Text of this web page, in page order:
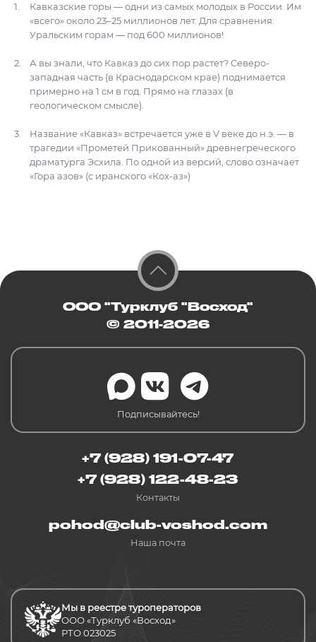
Кавказские горы — одни из самых молодых в России. Им
«всего» около 23–25 миллионов лет. Для сравнения:
Уральским горам — под 600 миллионов!
А вы знали, что Кавказ до сих пор растет? Северо-
западная часть (в Краснодарском крае) поднимается
примерно на 1 см в год. Прямо на глазах (в
геологическом смысле).
Название «Кавказ» встречается уже в V веке до н.э. — в
трагедии «Прометей Прикованный» древнегреческого
драматурга Эсхила. По одной из версий, слово означает
«Гора азов» (с иранского «Кох-аз»)
ООО "Турклуб "Восход"
© 2011-2026
Подписывайтесь!
+7 (928) 191-07-47
+7 (928) 122-48-23
Контакты
pohod@club-voshod.com
Наша почта
Мы в реестре туроператоров
ООО «Турклуб «Восход»
РТО 023025